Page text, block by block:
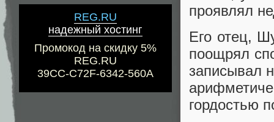
REG.RU
надежный хостинг
Промокод на скидку 5%
REG.RU
39CC-C72F-6342-560A
проявлял
Его отец,
поощрял
записывал
гордостью